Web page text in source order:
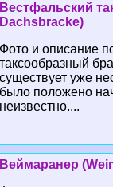
Вестфальский
Dachsbracke)
Фото и описание
таксообразный
существует уже
было положено
неизвестно....
Веймаранер